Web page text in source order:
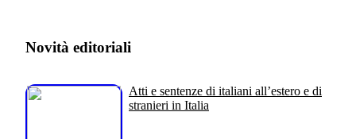
Novità editoriali
Atti e sentenze di italiani all’estero e di
stranieri in Italia